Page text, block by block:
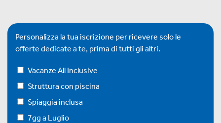
Personalizza la tua iscrizione per ricevere solo le
offerte dedicate a te, prima di tutti gli altri.
Vacanze All Inclusive
Struttura con piscina
Spiaggia inclusa
7gg a Luglio